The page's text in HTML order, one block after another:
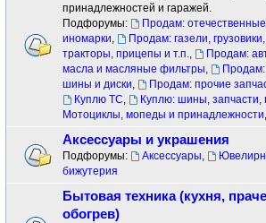
принадлежностей и гаражей.
Подфорумы:
Продам:
иномарки,
Продам: газели,
тракторы, прицепы и т.п., Продам:
масла и масляные фильтры,
шины и диски, Продам: прочие
Куплю ТС, Куплю: шины, запчасти,
Мотоциклы, мопеды и принадлежности,
Аксессуары и украшения
Подфорумы: Аксессуары,
бижутерия
Бытовая техника (кухня,
обогрев)